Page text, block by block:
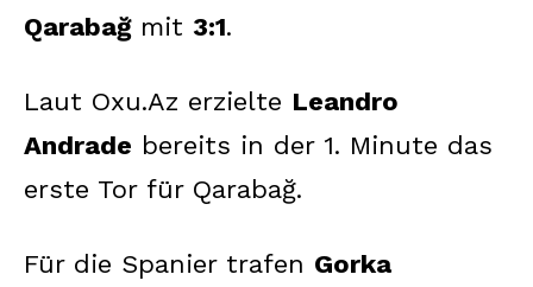
Qarabağmit 3:1.
Laut Oxu.Az erzielte Leandro
Andrade bereits in der 1. Minute das
erste Tor für Qarabağ.
Für die Spanier trafen Gorka